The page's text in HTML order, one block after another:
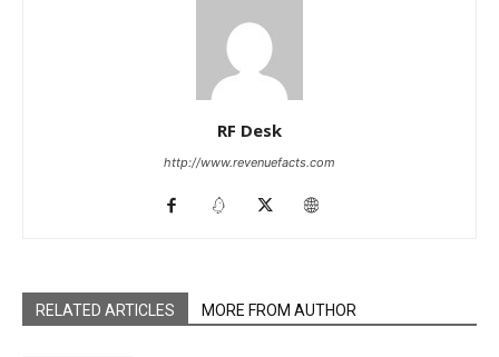
RF Desk
http://www.revenuefacts.com
RELATED ARTICLES MORE FROM AUTHOR